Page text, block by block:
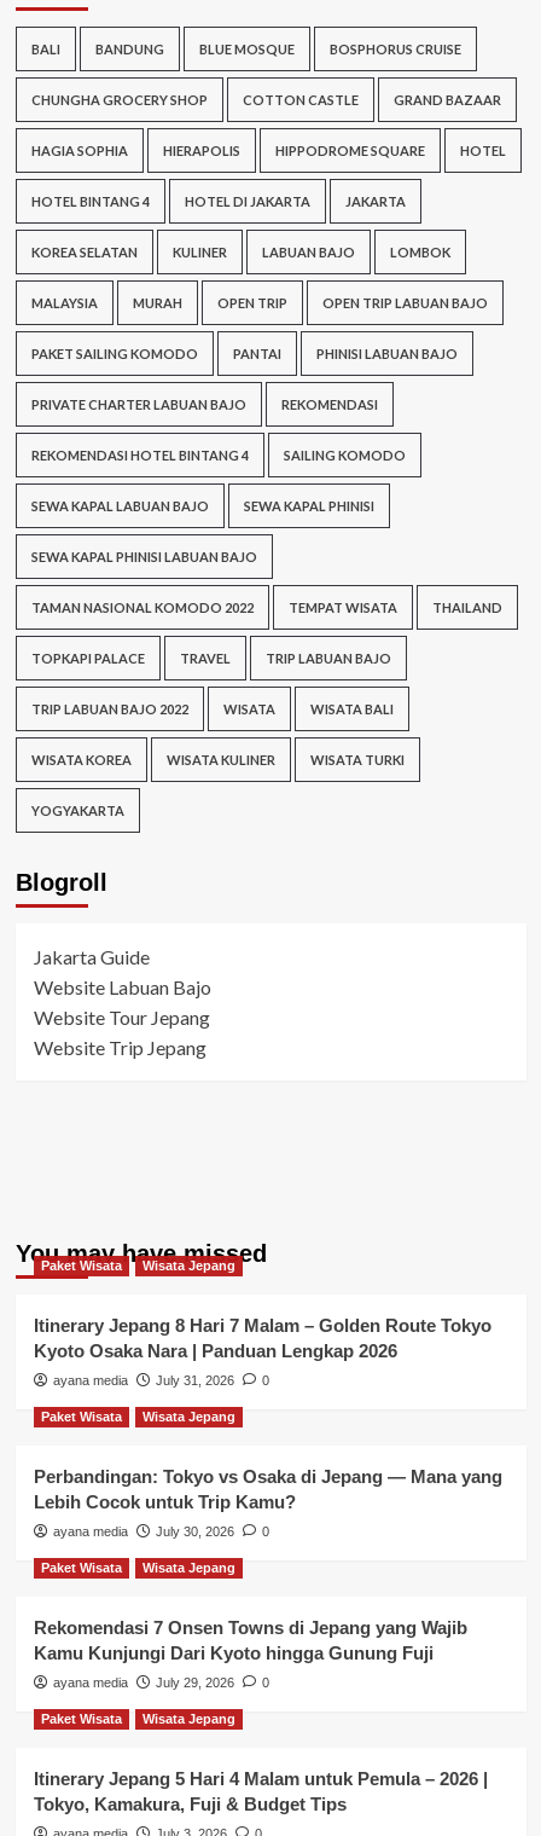
BALI BANDUNG BLUE MOSQUE BOSPHORUS CRUISE
CHUNGHA GROCERY SHOP COTTON CASTLE GRAND BAZAAR
HAGIA SOPHIA HIERAPOLIS HIPPODROME SQUARE HOTEL
HOTEL BINTANG 4 HOTEL DI JAKARTA JAKARTA
KOREA SELATAN KULINER LABUAN BAJO LOMBOK
MALAYSIA MURAH OPEN TRIP OPEN TRIP LABUAN BAJO
PAKET SAILING KOMODO PANTAI PHINISI LABUAN BAJO
PRIVATE CHARTER LABUAN BAJO REKOMENDASI
REKOMENDASI HOTEL BINTANG 4 SAILING KOMODO
SEWA KAPAL LABUAN BAJO SEWA KAPAL PHINISI
SEWA KAPAL PHINISI LABUAN BAJO
TAMAN NASIONAL KOMODO 2022 TEMPAT WISATA THAILAND
TOPKAPI PALACE TRAVEL TRIP LABUAN BAJO
TRIP LABUAN BAJO 2022 WISATA WISATA BALI
WISATA KOREA WISATA KULINER WISATA TURKI
YOGYAKARTA
Blogroll
Jakarta Guide
Website Labuan Bajo
Website Tour Jepang
Website Trip Jepang
You may have missed
Paket Wisata Wisata Jepang
Itinerary Jepang 8 Hari 7 Malam – Golden Route Tokyo
Kyoto Osaka Nara | Panduan Lengkap 2026
ayana media July 31, 2026 0
Paket Wisata Wisata Jepang
Perbandingan: Tokyo vs Osaka di Jepang — Mana yang
Lebih Cocok untuk Trip Kamu?
ayana media July 30, 2026 0
Paket Wisata Wisata Jepang
Rekomendasi 7 Onsen Towns di Jepang yang Wajib
Kamu Kunjungi Dari Kyoto hingga Gunung Fuji
ayana media July 29, 2026 0
Paket Wisata Wisata Jepang
Itinerary Jepang 5 Hari 4 Malam untuk Pemula – 2026 |
Tokyo, Kamakura, Fuji & Budget Tips